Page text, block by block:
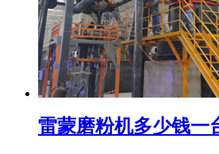
雷蒙磨粉机多少钱一